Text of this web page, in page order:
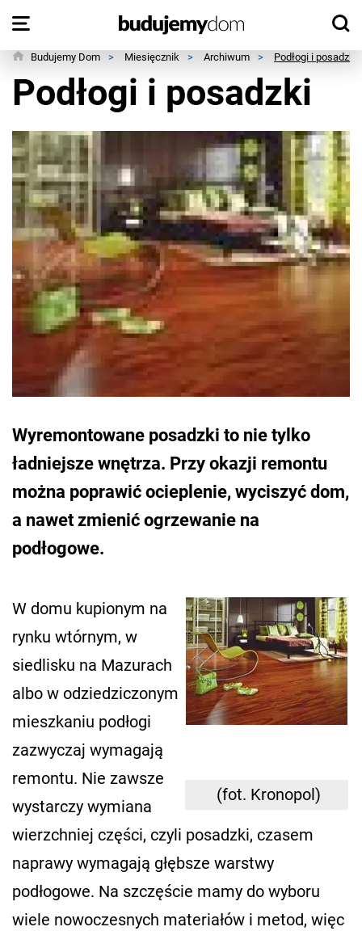
Budujemy Dom > Miesięcznik > Archiwum > Podłogi i posadzki
Podłogi i posadzki
Wyremontowane posadzki to nie tylko
ładniejsze wnętrza. Przy okazji remontu
można poprawić ocieplenie, wyciszyć dom,
a nawet zmienić ogrzewanie na
podłogowe.
(fot. Kronopol)
W domu kupionym na
rynku wtórnym, w
siedlisku na Mazurach
albo w odziedziczonym
mieszkaniu podłogi
zazwyczaj wymagają
remontu. Nie zawsze
wystarczy wymiana
wierzchniej części, czyli posadzki, czasem
naprawy wymagają głębsze warstwy
podłogowe. Na szczęście mamy do wyboru
wiele nowoczesnych materiałów i metod, więc